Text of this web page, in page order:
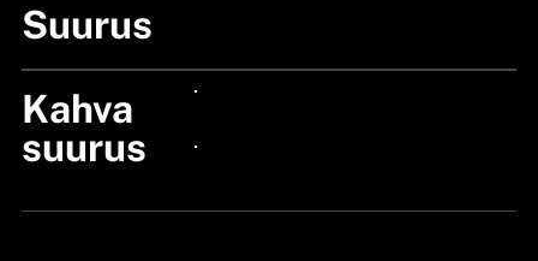
Suurus
Kahva
suurus